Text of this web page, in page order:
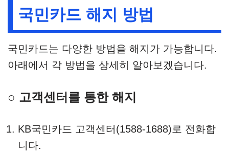
국민카드 해지 방법
국민카드는 다양한 방법을 해지가 가능합니다.
아래에서 각 방법을 상세히 알아보겠습니다.
○ 고객센터를 통한 해지
KB국민카드 고객센터(1588-1688)로 전화합
니다.​